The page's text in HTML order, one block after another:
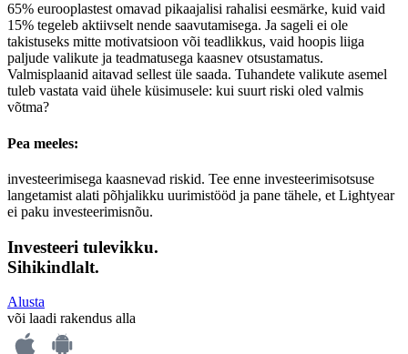
65% eurooplastest omavad pikaajalisi rahalisi eesmärke, kuid vaid
15% tegeleb aktiivselt nende saavutamisega. Ja sageli ei ole
takistuseks mitte motivatsioon või teadlikkus, vaid hoopis liiga
paljude valikute ja teadmatusega kaasnev otsustamatus.
Valmisplaanid aitavad sellest üle saada. Tuhandete valikute asemel
tuleb vastata vaid ühele küsimusele: kui suurt riski oled valmis
võtma?
Pea meeles:
investeerimisega kaasnevad riskid. Tee enne investeerimisotsuse
langetamist alati põhjalikku uurimistööd ja pane tähele, et Lightyear
ei paku investeerimisnõu.
Investeeri tulevikku.
Sihikindlalt.
Alusta
või laadi rakendus alla